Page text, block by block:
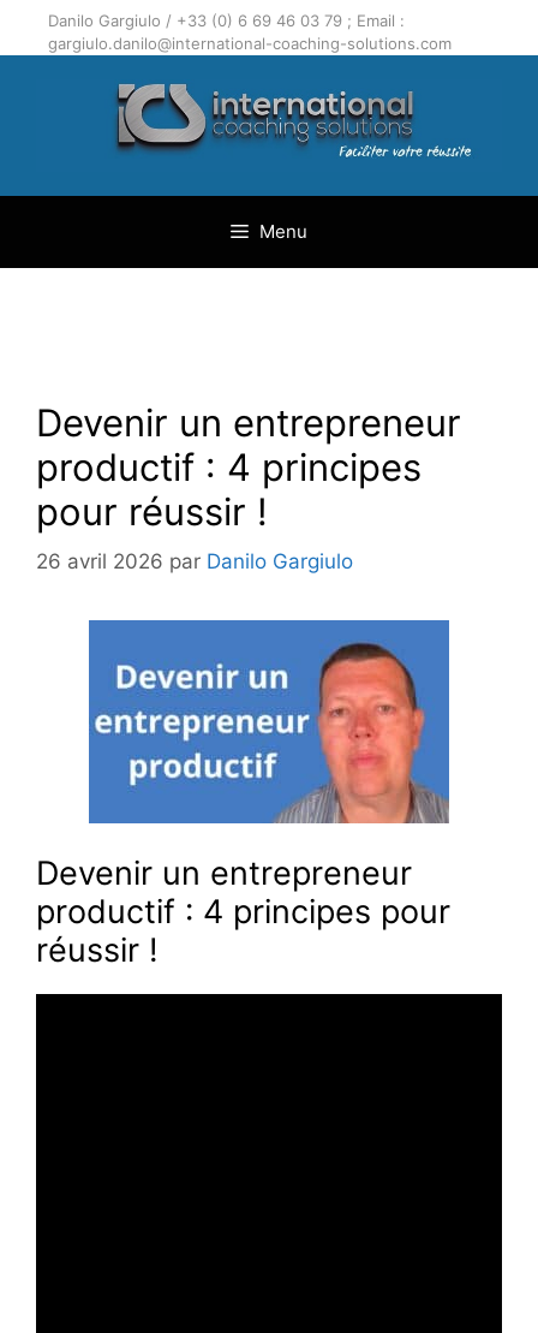
Danilo Gargiulo / +33 (0) 6 69 46 03 79 ; Email :
gargiulo.danilo@international-coaching-solutions.com
Menu
Devenir un entrepreneur
productif : 4 principes
pour réussir !
26 avril 2026 par Danilo Gargiulo
Devenir un entrepreneur
productif : 4 principes pour
réussir !